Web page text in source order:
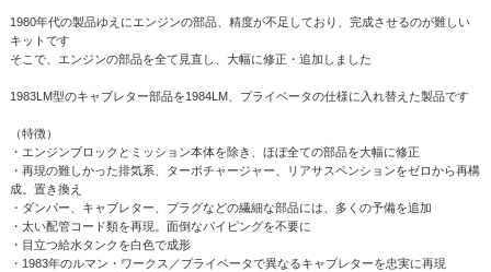
1980年代の製品ゆえにエンジンの部品、精度が不足しており、完成させるのが難しい
キットです
そこで、エンジンの部品を全て見直し、大幅に修正・追加しました
1983LM型のキャブレター部品を1984LM、プライベータの仕様に入れ替えた製品です
（特徴）
・エンジンブロックとミッション本体を除き、ほぼ全ての部品を大幅に修正
・再現の難しかった排気系、ターボチャージャー、リアサスペンションをゼロから再構
成。置き換え
・ダンパー、キャブレター、プラグなどの繊細な部品には、多くの予備を追加
・太い配管コード類を再現。面倒なパイピングを不要に
・目立つ給水タンクを白色で成形
・1983年のルマン・ワークス／プライベータで異なるキャブレターを忠実に再現